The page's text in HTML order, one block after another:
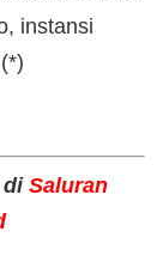
instansi
di Saluran